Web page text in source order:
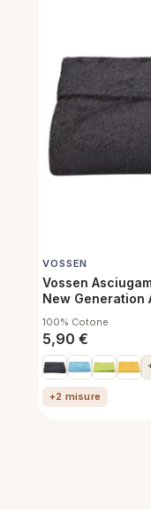
VOSSEN
Vossen
New Generation
100% Cotone
5,90 €
+2 misure